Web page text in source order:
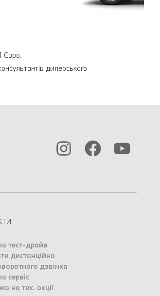
Євро.
дилерського
тест-драйв
дистанційно
дзвінка
сервіс
на тех. акції